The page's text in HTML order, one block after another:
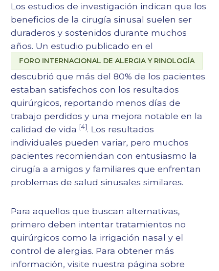
Los estudios de investigación indican que los
beneficios de la cirugía sinusal suelen ser
duraderos y sostenidos durante muchos
años. Un estudio publicado en el
FORO INTERNACIONAL DE ALERGIA Y RINOLOGÍA
descubrió que más del 80% de los pacientes
estaban satisfechos con los resultados
quirúrgicos, reportando menos días de
trabajo perdidos y una mejora notable en la
calidad de vida [4]. Los resultados
individuales pueden variar, pero muchos
pacientes recomiendan con entusiasmo la
cirugía a amigos y familiares que enfrentan
problemas de salud sinusales similares.
Para aquellos que buscan alternativas,
primero deben intentar tratamientos no
quirúrgicos como la irrigación nasal y el
control de alergias. Para obtener más
información, visite nuestra página sobre